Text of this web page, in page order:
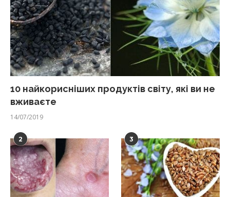
10 найкорисніших продуктів світу, які ви не
вживаєте
14/07/2019
2 3